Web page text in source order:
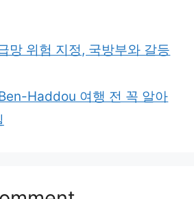
망 위험 지정, 국방부와 갈등
Haddou 여행 전 꼭 알아